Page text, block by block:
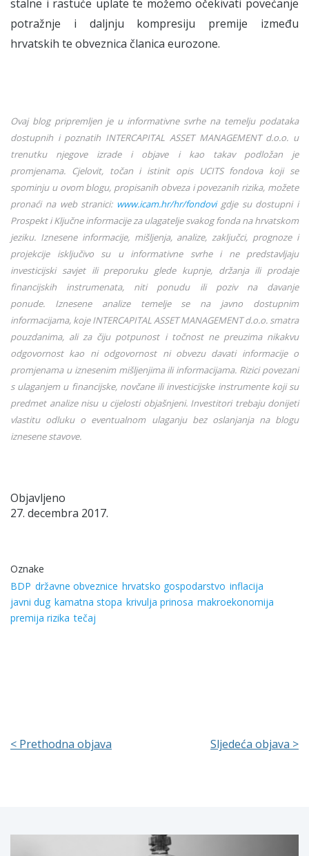
stalne i rastuće uplate te možemo očekivati povećanje
potražnje i daljnju kompresiju premije između
hrvatskih te obveznica članica eurozone.
Ovaj blog pripremljen je u informativne svrhe na temelju podataka
dostupnih i poznatih INTERCAPITAL ASSET MANAGEMENT d.o.o. u
trenutku njegove izrade i objave i kao takav podložan je
promjenama. Cjelovit, točan i istinit opis UCITS fondova koji se
spominju u ovom blogu, propisanih obveza i povezanih rizika, možete
pronaći na web stranici: www.icam.hr/hr/fondovigdje su dostupni i
Prospekt i Ključne informacije za ulagatelje svakog fonda na hrvatskom
jeziku. Iznesene informacije, mišljenja, analize, zaključci, prognoze i
projekcije isključivo su u informativne svrhe i ne predstavljaju
investicijski savjet ili preporuku glede kupnje, držanja ili prodaje
financijskih instrumenata, niti ponudu ili poziv na davanje
ponude. Iznesene analize temelje se na javno dostupnim
informacijama, koje INTERCAPITAL ASSET MANAGEMENT d.o.o. smatra
pouzdanima, ali za čiju potpunost i točnost ne preuzima nikakvu
odgovornost kao ni odgovornost ni obvezu davati informacije o
promjenama u iznesenim mišljenjima ili informacijama. Rizici povezani
s ulaganjem u financijske, novčane ili investicijske instrumente koji su
predmet analize nisu u cijelosti objašnjeni. Investitori trebaju donijeti
vlastitu odluku o eventualnom ulaganju bez oslanjanja na blogu
iznesene stavove.
Objavljeno
27. decembra 2017.
Oznake
BDP državne obveznice hrvatsko gospodarstvo inflacija
javni dug kamatna stopa krivulja prinosa makroekonomija
premija rizika tečaj
< Prethodna objava Sljedeća objava >